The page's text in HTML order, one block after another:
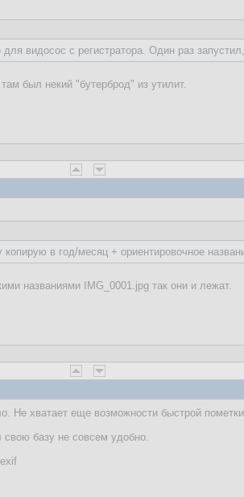
видосос с регистратора. Один раз
был некий "бутерброд" из утилит.
в год/месяц + ориентировочное
названиями IMG_0001.jpg так они и лежат.
Не хватает еще возможности быстрой
базу не совсем удобно.